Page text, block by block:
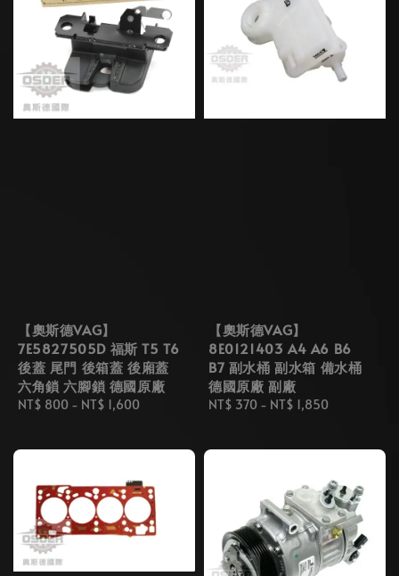
【奧斯德VAG】
7E5827505D 福斯 T5 T6
後蓋 尾門 後箱蓋 後廂蓋
六角鎖 六腳鎖 德國原廠
Regular
NT$ 800 - NT$ 1,600
【奧斯德VAG】
8E0121403 A4 A6 B6
B7 副水桶 副水箱 備水桶
德國原廠 副廠
Regular
NT$ 370 - NT$ 1,850